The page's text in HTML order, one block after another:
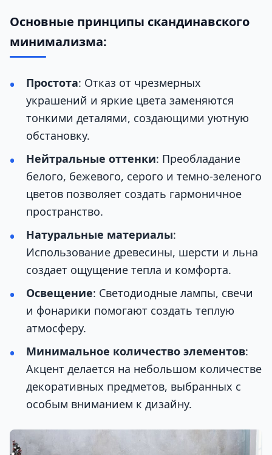
Основные принципы скандинавского
минимализма:
Простота: Отказ от чрезмерных
украшений и яркие цвета заменяются
тонкими деталями, создающими уютную
обстановку.
Нейтральные оттенки: Преобладание
белого, бежевого, серого и темно-зеленого
цветов позволяет создать гармоничное
пространство.
Натуральные материалы:
Использование древесины, шерсти и льна
создает ощущение тепла и комфорта.
Освещение: Светодиодные лампы, свечи
и фонарики помогают создать теплую
атмосферу.
Минимальное количество элементов:
Акцент делается на небольшом количестве
декоративных предметов, выбранных с
особым вниманием к дизайну.